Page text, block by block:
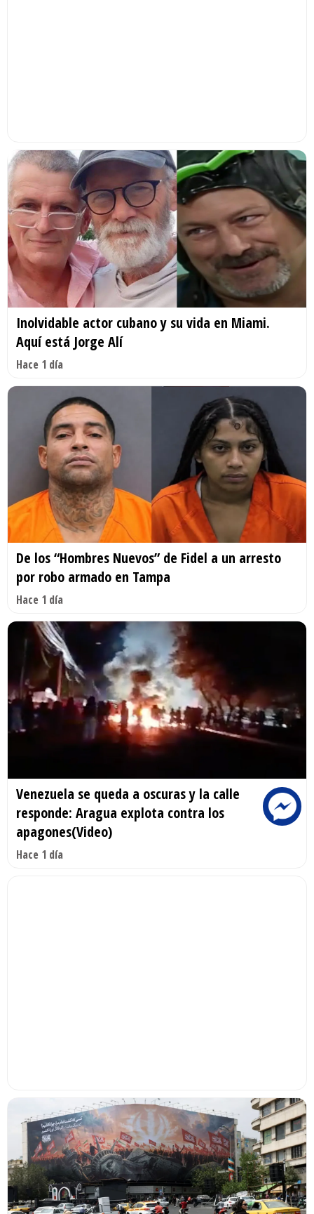
Inolvidable actor cubano y su vida en Miami.
Aquí está Jorge Alí
Hace 1 día
De los “Hombres Nuevos” de Fidel a un arresto
por robo armado en Tampa
Hace 1 día
Venezuela se queda a oscuras y la calle
responde: Aragua explota contra los
apagones(Video)
Hace 1 día